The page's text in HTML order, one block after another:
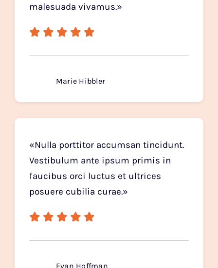
malesuada vivamus.»
Marie Hibbler
«Nulla porttitor accumsan tincidunt.
Vestibulum ante ipsum primis in
faucibus orci luctus et ultrices
posuere cubilia curae.»
Evan Hoffman